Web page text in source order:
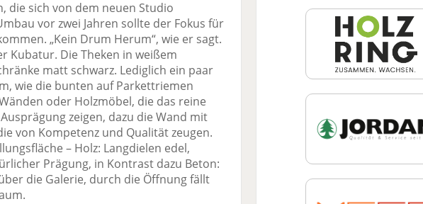
die sich von dem neuen Studio
vor zwei Jahren sollte der Fokus für
„Kein Drum Herum“, wie er sagt.
Kubatur. Die Theken in weißem
matt schwarz. Lediglich ein paar
wie die bunten auf Parkettriemen
oder Holzmöbel, die das reine
zeigen, dazu die Wand mit
von Kompetenz und Qualität zeugen.
– Holz: Langdielen edel,
Prägung, in Kontrast dazu Beton:
die Galerie, durch die Öffnung fällt